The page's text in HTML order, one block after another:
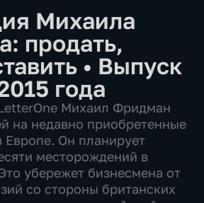
Михаила
продать,
• Выпуск
года
Михаил Фридман
на недавно приобретенные
Европе. Он планирует
месторождений в
убережет бизнесмена от
со стороны британских